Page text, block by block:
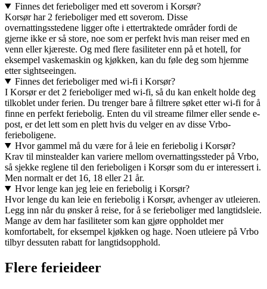
Finnes det ferieboliger med ett soverom i Korsør?
Korsør har 2 ferieboliger med ett soverom. Disse
overnattingsstedene ligger ofte i ettertraktede områder fordi de
gjerne ikke er så store, noe som er perfekt hvis man reiser med en
venn eller kjæreste. Og med flere fasiliteter enn på et hotell, for
eksempel vaskemaskin og kjøkken, kan du føle deg som hjemme
etter sightseeingen.
Finnes det ferieboliger med wi-fi i Korsør?
I Korsør er det 2 ferieboliger med wi-fi, så du kan enkelt holde deg
tilkoblet under ferien. Du trenger bare å filtrere søket etter wi-fi for å
finne en perfekt feriebolig. Enten du vil streame filmer eller sende e-
post, er det lett som en plett hvis du velger en av disse Vrbo-
ferieboligene.
Hvor gammel må du være for å leie en feriebolig i Korsør?
Krav til minstealder kan variere mellom overnattingssteder på Vrbo,
så sjekke reglene til den ferieboligen i Korsør som du er interessert i.
Men normalt er det 16, 18 eller 21 år.
Hvor lenge kan jeg leie en feriebolig i Korsør?
Hvor lenge du kan leie en feriebolig i Korsør, avhenger av utleieren.
Legg inn når du ønsker å reise, for å se ferieboliger med langtidsleie.
Mange av dem har fasiliteter som kan gjøre oppholdet mer
komfortabelt, for eksempel kjøkken og hage. Noen utleiere på Vrbo
tilbyr dessuten rabatt for langtidsopphold.
Flere ferieideer